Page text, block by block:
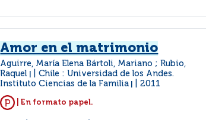
Amor en el matrimonio
Aguirre, María Elena Bártoli, Mariano ; Rubio,
Raquel
Chile : Universidad de los Andes.
Instituto Ciencias de la Familia
2011
| En formato papel.